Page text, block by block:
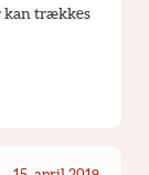
kan trækkes